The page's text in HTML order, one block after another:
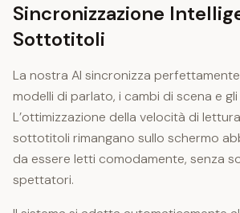
Sincronizzazione
Sottotitoli
La nostra AI sincronizza
modelli di parlato, i cambi di scena e gli
L’ottimizzazione della velocità di
sottotitoli rimangano sullo schermo
da essere letti comodamente, senza
spettatori.